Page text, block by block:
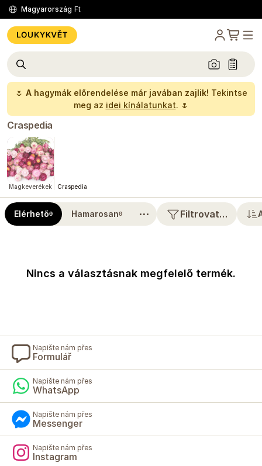
Magyarország Ft
🌷 A hagymák előrendelése már javában zajlik! Tekintse
meg az idei kínálatunkat. 🌷
Craspedia
Magkeverékek Craspedia
Elérhető0 Hamarosan0 ⋯ Filtrovat…
Nincs a választásnak megfelelő termék.
Napište nám přes
Formulář
Napište nám přes
WhatsApp
Napište nám přes
Messenger
Napište nám přes
Instagram